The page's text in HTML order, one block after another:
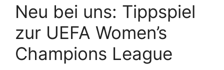
Neu bei uns: Tippspiel
zur UEFA Women’s
Champions League